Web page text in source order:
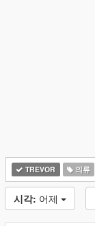
TREVOR 의류
시각: 어제